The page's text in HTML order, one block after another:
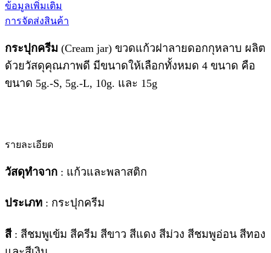
ข้อมูลเพิ่มเติม
การจัดส่งสินค้า
กระปุกครีม (Cream jar) ขวดแก้วฝาลายดอกกุหลาบ ผลิต
ด้วยวัสดุคุณภาพดี มีขนาดให้เลือกทั้งหมด 4 ขนาด คือ
ขนาด 5g.-S, 5g.-L, 10g. และ 15g
รายละเอียด
วัสดุทำจาก : แก้วและพลาสติก
ประเภท : กระปุกครีม
สี: สีชมพูเข้ม สีครีม สีขาว สีแดง สีม่วง สีชมพูอ่อน สีทอง